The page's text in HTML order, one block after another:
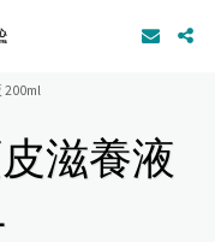
200ml
滋養液